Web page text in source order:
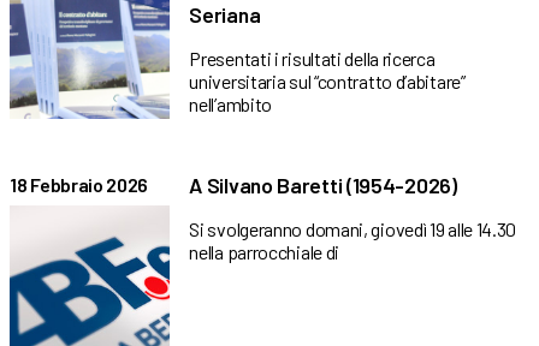
Seriana
Presentati i risultati della ricerca
universitaria sul “contratto d’abitare”
nell’ambito
18 Febbraio 2026 A Silvano Baretti (1954-2026)
Si svolgeranno domani, giovedì 19 alle 14.30
nella parrocchiale di